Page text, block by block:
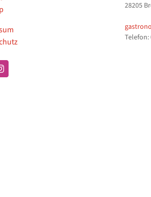
28205
Telefon: